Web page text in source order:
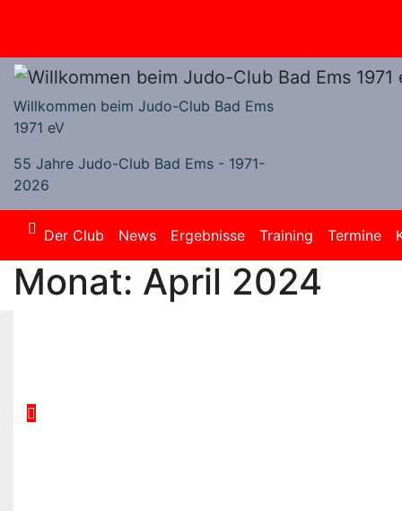
springen
Willkommen beim Judo-Club Bad Ems
1971 eV
55 Jahre Judo-Club Bad Ems - 1971-
2026
Der Club News Ergebnisse Training Termine
Monat: April 2024